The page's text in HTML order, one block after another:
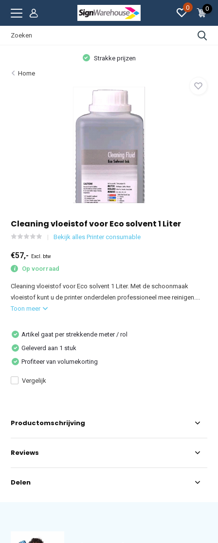
0 0
Strakke prijzen
Home
Cleaning vloeistof voor Eco solvent 1 Liter
Bekijk alles Printer consumable
€57,- Excl. btw
Op voorraad
Cleaning vloeistof voor Eco solvent 1 Liter. Met de schoonmaak
vloeistof kunt u de printer onderdelen professioneel mee reinigen....
Toon meer
Artikel gaat per strekkende meter / rol
Geleverd aan 1 stuk
Profiteer van volumekorting
Vergelijk
Productomschrijving
Reviews
Delen